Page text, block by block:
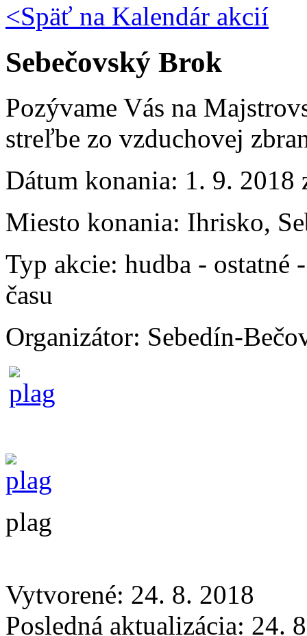
<Späť na Kalendár akcií
Sebečovský Brok
Pozývame Vás na
streľbe zo vzduchovej
Dátum konania: 1. 9. 2018
Miesto konania: Ihrisko,
Typ akcie: hudba - ostatné
času
Organizátor: Sebedín-
plag
Vytvorené: 24. 8. 2018
Posledná aktualizácia: 24.